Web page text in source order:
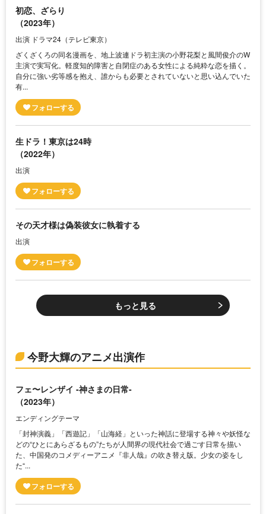
初恋、ざらり
（2023年）
出演 ドラマ24（テレビ東京）
ざくざくろの同名漫画を、地上波連ドラ初主演の小野花梨と風間俊介のW
主演で実写化。軽度知的障害と自閉症のある女性による純粋な恋を描く。
自分に強い劣等感を抱え、誰からも必要とされていないと思い込んでいた
有...
生ドラ！東京は24時
（2022年）
出演
その天才様は偽装彼女に執着する
出演
もっと見る
今野大輝のアニメ出演作
フェ〜レンザイ -神さまの日常-
（2023年）
エンディングテーマ
「封神演義」「西遊記」「山海経」といった神話に登場する神々や妖怪な
どの“ひとにあらざるもの”たちが人間界の現代社会で過ごす日常を描い
た、中国発のコメディーアニメ『非人哉』の吹き替え版。少女の姿をし
た“...